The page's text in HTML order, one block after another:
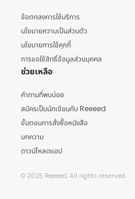
ข้อตกลงการใช้บริการ
นโยบายความเป็นส่วนตัว
นโยบายการใช้คุกกี้
การขอใช้สิทธิ์ข้อมูลส่วนบุคคล
ช่วยเหลือ
คำถามที่พบบ่อย
สมัครเป็นนักเขียนกับ Reeeed
ขั้นตอนการสั่งซื้อหนังสือ
บทความ
ดาวน์โหลดแอป
© 2025 Reeeed. All rights reserved.